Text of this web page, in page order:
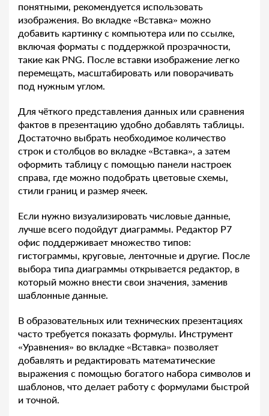
понятными, рекомендуется использовать
изображения. Во вкладке «Вставка» можно
добавить картинку с компьютера или по ссылке,
включая форматы с поддержкой прозрачности,
такие как PNG. После вставки изображение легко
перемещать, масштабировать или поворачивать
под нужным углом.
Для чёткого представления данных или сравнения
фактов в презентацию удобно добавлять таблицы.
Достаточно выбрать необходимое количество
строк и столбцов во вкладке «Вставка», а затем
оформить таблицу с помощью панели настроек
справа, где можно подобрать цветовые схемы,
стили границ и размер ячеек.
Если нужно визуализировать числовые данные,
лучше всего подойдут диаграммы. Редактор Р7
офис поддерживает множество типов:
гистограммы, круговые, ленточные и другие. После
выбора типа диаграммы открывается редактор, в
который можно внести свои значения, заменив
шаблонные данные.
В образовательных или технических презентациях
часто требуется показать формулы. Инструмент
«Уравнения» во вкладке «Вставка» позволяет
добавлять и редактировать математические
выражения с помощью богатого набора символов и
шаблонов, что делает работу с формулами быстрой
и точной.